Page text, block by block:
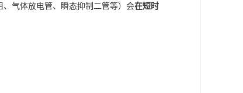
、气体放电管、瞬态抑制二管等）会在短时